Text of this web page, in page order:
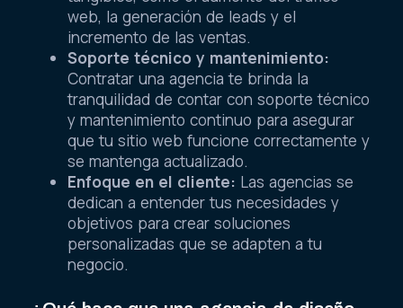
web, la generación de leads y el
incremento de las ventas.
Soporte técnico y mantenimiento:
Contratar una agencia te brinda la
tranquilidad de contar con soporte técnico
y mantenimiento continuo para asegurar
que tu sitio web funcione correctamente y
se mantenga actualizado.
Enfoque en el cliente: Las agencias se
dedican a entender tus necesidades y
objetivos para crear soluciones
personalizadas que se adapten a tu
negocio.